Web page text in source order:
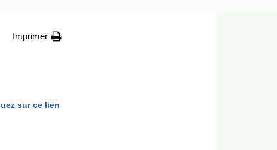
Imprimer
sur ce lien